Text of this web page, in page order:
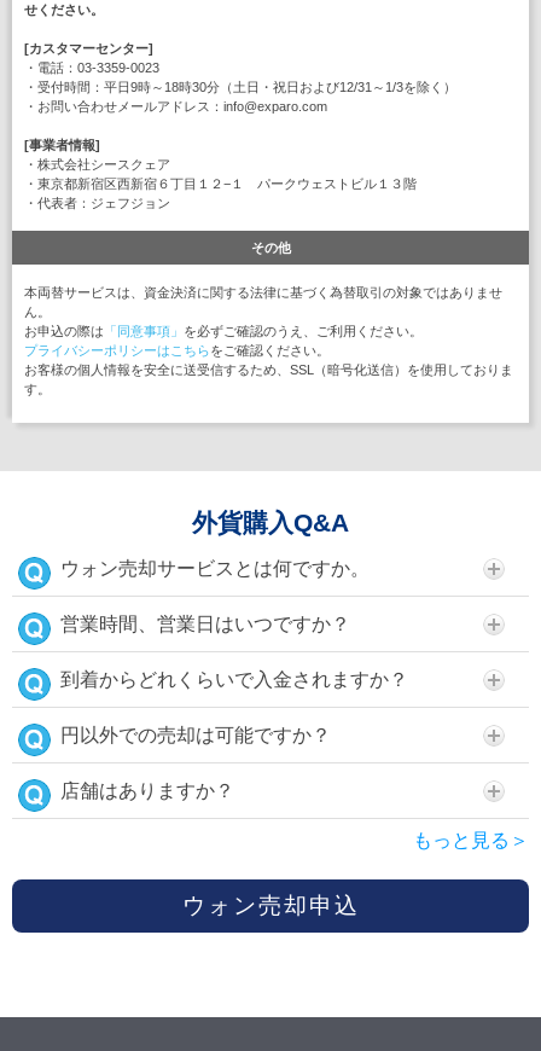
せください。
[カスタマーセンター]
・電話：03-3359-0023
・受付時間：平日9時～18時30分（土日・祝日および12/31～1/3を除く）
・お問い合わせメールアドレス：info@exparo.com
[事業者情報]
・株式会社シースクェア
・東京都新宿区西新宿６丁目１２−１ パークウェストビル１３階
・代表者：ジェフジョン
その他
本両替サービスは、資金決済に関する法律に基づく為替取引の対象ではありませ
ん。
お申込の際は 「同意事項」 を必ずご確認のうえ、ご利用ください。
プライバシーポリシーはこちらをご確認ください。
お客様の個人情報を安全に送受信するため、SSL（暗号化送信）を使用しておりま
す。
外貨購入Q&A
ウォン売却サービスとは何ですか。
営業時間、営業日はいつですか？
到着からどれくらいで入金されますか？
円以外での売却は可能ですか？
店舗はありますか？
もっと見る＞
ウォン売却申込